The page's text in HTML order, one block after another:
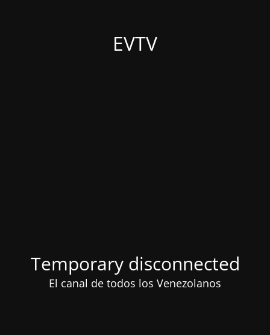
EVTV
Temporary disconnected
El canal de todos los Venezolanos